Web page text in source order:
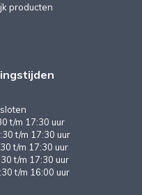
producten
t/m 17:30 uur
t/m 17:30 uur
t/m 17:30 uur
t/m 17:30 uur
t/m 16:00 uur